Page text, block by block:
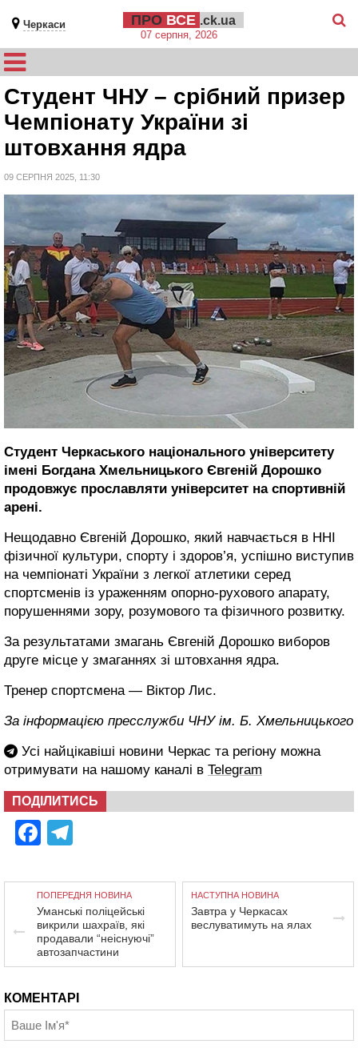
Черкаси ПРО ВСЕ .ck.ua
07 серпня, 2026
Студент ЧНУ – срібний призер
Чемпіонату України зі
штовхання ядра
09 СЕРПНЯ 2025, 11:30
Студент Черкаського національного університету
імені Богдана Хмельницького Євгеній Дорошко
продовжує прославляти університет на спортивній
арені.
Нещодавно Євгеній Дорошко, який навчається в ННІ
фізичної культури, спорту і здоров’я, успішно виступив
на чемпіонаті України з легкої атлетики серед
спортсменів із ураженням опорно-рухового апарату,
порушеннями зору, розумового та фізичного розвитку.
За результатами змагань Євгеній Дорошко виборов
друге місце у змаганнях зі штовхання ядра.
Тренер спортсмена — Віктор Лис.
За інформацією пресслужби ЧНУ ім. Б. Хмельницького
Усі найцікавіші новини Черкас та регіону можна
отримувати на нашому каналі в Telegram
ПОДІЛИТИСЬ
Facebook
ПОПЕРЕДНЯ НОВИНА
Уманські поліцейські
викрили шахраїв, які
продавали “неіснуючі”
автозапчастини
НАСТУПНА НОВИНА
Завтра у Черкасах
веслуватимуть на ялах
КОМЕНТАРІ